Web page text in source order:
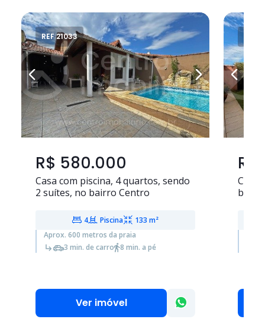
REF 21033
R$ 580.000
Casa com piscina, 4 quartos, sendo
2 suítes, no bairro Centro
4 Piscina
133 m²
Aprox. 600 metros da praia
3 min. de carro
8 min. a pé
Ver imóvel
Casa